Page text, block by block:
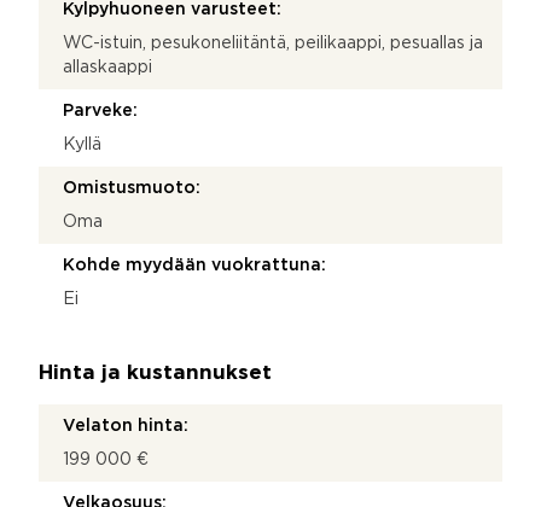
Kylpyhuoneen varusteet:
WC-istuin, pesukoneliitäntä, peilikaappi, pesuallas ja
allaskaappi
Parveke:
Kyllä
Omistusmuoto:
Oma
Kohde myydään vuokrattuna:
Ei
Hinta ja kustannukset
Velaton hinta:
199 000 €
Velkaosuus: